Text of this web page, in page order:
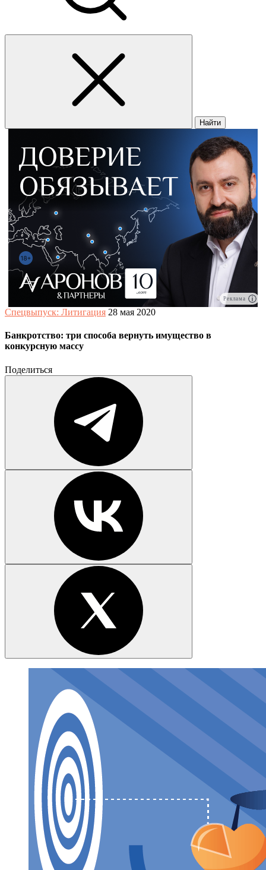
Найти
Реклама
Спецвыпуск: Литигация 28 мая 2020
Банкротство: три способа вернуть имущество в
конкурсную массу
Поделиться